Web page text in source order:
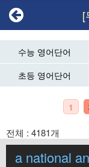
[
수능 영어단어
초등 영어단어
1
전체 : 4181개
a national